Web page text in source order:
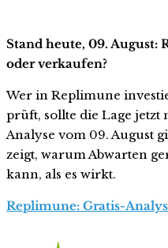
Stand heute, 09. August:
oder verkaufen?
Wer in Replimune
prüft, sollte die Lage jetzt
Analyse vom 09. August
zeigt, warum Abwarten
kann, als es wirkt.
Replimune: Gratis-